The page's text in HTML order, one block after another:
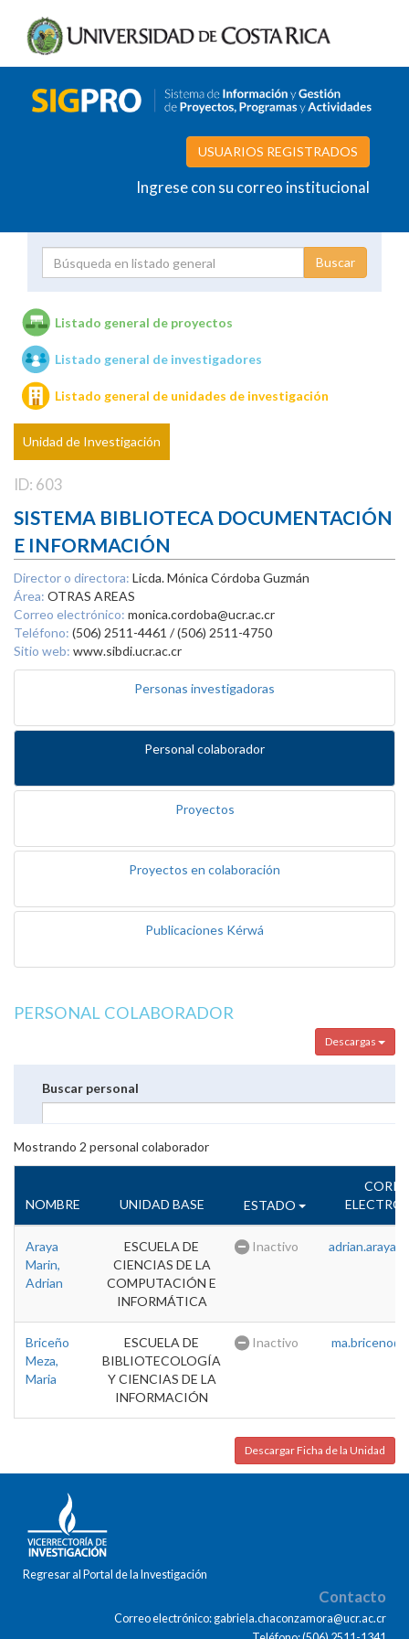
USUARIOS REGISTRADOS
Ingrese con su correo institucional
Unidades de investigación
Listado general de proyectos
Listado general de investigadores
Listado general de unidades de investigación
Unidad de Investigación
ID: 603
SISTEMA BIBLIOTECA DOCUMENTACIÓN
E INFORMACIÓN
Director o directora: Licda. Mónica Córdoba Guzmán
Área: OTRAS AREAS
Correo electrónico: monica.cordoba@ucr.ac.cr
Teléfono: (506) 2511-4461 / (506) 2511-4750
Sitio web: www.sibdi.ucr.ac.cr
Personas investigadoras
Personal colaborador
Proyectos
Proyectos en colaboración
Publicaciones Kérwá
PERSONAL COLABORADOR
Descargas
Buscar personal
Mostrando 2 personal colaborador
NOMBRE UNIDAD BASE ESTADO
Araya
Marin,
Adrian
ESCUELA DE
CIENCIAS DE LA
COMPUTACIÓN E
INFORMÁTICA
Inactivo
Briceño
Meza,
Maria
ESCUELA DE
BIBLIOTECOLOGÍA
Y CIENCIAS DE LA
INFORMACIÓN
Inactivo
Descargar Ficha de la Unidad
Regresar al Portal de la Investigación
Contacto
Correo electrónico: gabriela.chaconzamora@ucr.ac.cr